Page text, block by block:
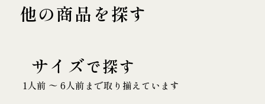
他の商品を探す
サイズで探す
1人前 〜 6人前まで取り揃えています